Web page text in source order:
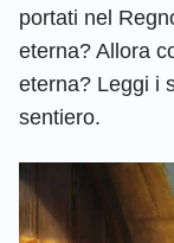
portati nel
eterna? Allora
eterna? Leggi i
sentiero.